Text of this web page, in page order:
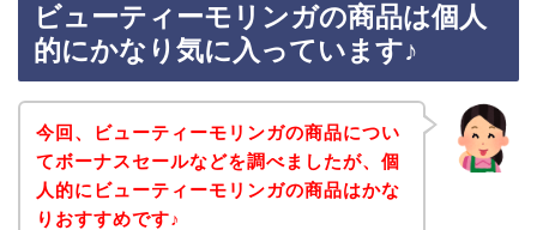
ビューティーモリンガの商品は個人
的にかなり気に入っています♪
今回、ビューティーモリンガの商品につい
てボーナスセールなどを調べましたが、個
人的にビューティーモリンガの商品はかな
りおすすめです♪